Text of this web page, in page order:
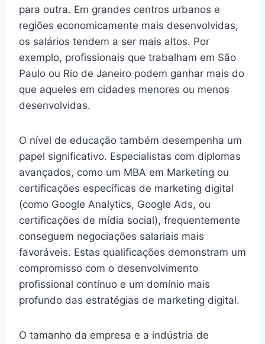
para outra. Em grandes centros urbanos e
regiões economicamente mais desenvolvidas,
os salários tendem a ser mais altos. Por
exemplo, profissionais que trabalham em São
Paulo ou Rio de Janeiro podem ganhar mais do
que aqueles em cidades menores ou menos
desenvolvidas.
O nível de educação também desempenha um
papel significativo. Especialistas com diplomas
avançados, como um MBA em Marketing ou
certificações específicas de marketing digital
(como Google Analytics, Google Ads, ou
certificações de mídia social), frequentemente
conseguem negociações salariais mais
favoráveis. Estas qualificações demonstram um
compromisso com o desenvolvimento
profissional contínuo e um domínio mais
profundo das estratégias de marketing digital.
O tamanho da empresa e a indústria de